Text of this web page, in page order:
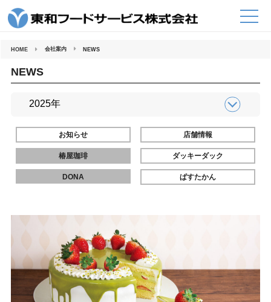
HOME 会社案内 NEWS
NEWS
お知らせ 店舗情報
椿屋珈琲 ダッキーダック
DONA ぱすたかん